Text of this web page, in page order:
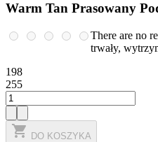
Warm Tan Prasowany
There are no
trwały,
198
255
 DO KOSZYKA